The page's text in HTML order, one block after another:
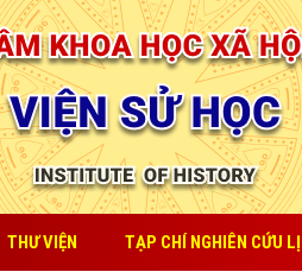
THƯ VIỆN TẠP CHÍ NGHIÊN CỨU